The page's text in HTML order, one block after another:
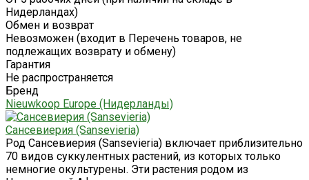
Нидерландах)
Обмен и возврат
Невозможен (входит в Перечень товаров, не
подлежащих возврату и обмену)
Гарантия
Не распространяется
Бренд
Nieuwkoop Europe (Нидерланды)
Сансевиерия (Sansevieria)
Род Сансевиерия (Sansevieria) включает приблизительно
70 видов суккулентных растений, из которых только
немногие окультурены. Эти растения родом из